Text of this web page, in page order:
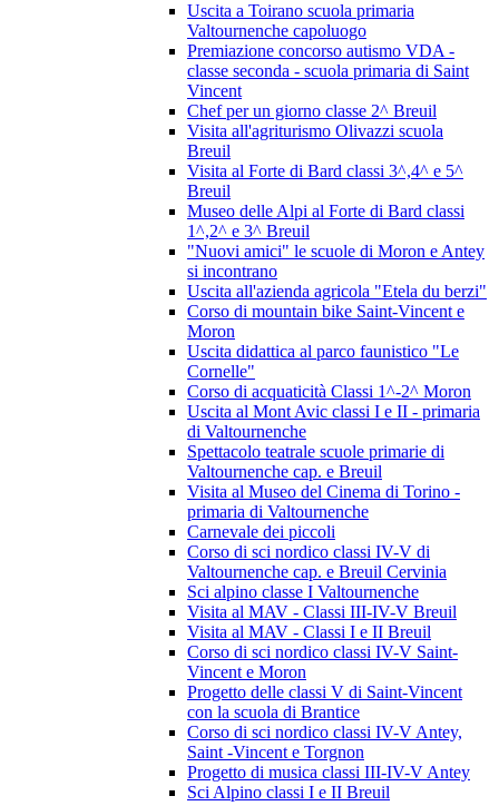
Uscita a Toirano scuola primaria
Valtournenche capoluogo
Premiazione concorso autismo VDA -
classe seconda - scuola primaria di Saint
Vincent
Chef per un giorno classe 2^ Breuil
Visita all'agriturismo Olivazzi scuola
Breuil
Visita al Forte di Bard classi 3^,4^ e 5^
Breuil
Museo delle Alpi al Forte di Bard classi
1^,2^ e 3^ Breuil
"Nuovi amici" le scuole di Moron e Antey
si incontrano
Uscita all'azienda agricola "Etela du berzi"
Corso di mountain bike Saint-Vincent e
Moron
Uscita didattica al parco faunistico "Le
Cornelle"
Corso di acquaticità Classi 1^-2^ Moron
Uscita al Mont Avic classi I e II - primaria
di Valtournenche
Spettacolo teatrale scuole primarie di
Valtournenche cap. e Breuil
Visita al Museo del Cinema di Torino -
primaria di Valtournenche
Carnevale dei piccoli
Corso di sci nordico classi IV-V di
Valtournenche cap. e Breuil Cervinia
Sci alpino classe I Valtournenche
Visita al MAV - Classi III-IV-V Breuil
Visita al MAV - Classi I e II Breuil
Corso di sci nordico classi IV-V Saint-
Vincent e Moron
Progetto delle classi V di Saint-Vincent
con la scuola di Brantice
Corso di sci nordico classi IV-V Antey,
Saint -Vincent e Torgnon
Progetto di musica classi III-IV-V Antey
Sci Alpino classi I e II Breuil